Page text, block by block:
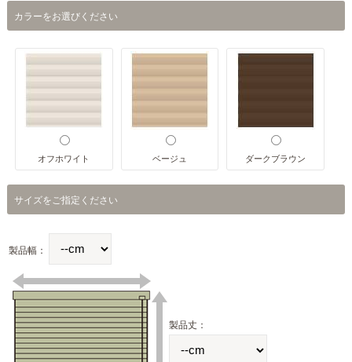
カラーをお選びください
オフホワイト ベージュ ダークブラウン
サイズをご指定ください
製品幅：
製品丈：